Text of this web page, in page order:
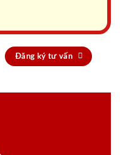
Đăng ký tư vấn